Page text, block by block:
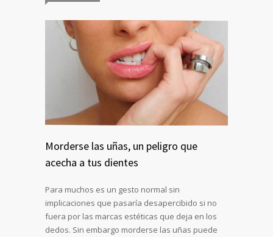
Morderse las uñas, un peligro que
acecha a tus dientes
Para muchos es un gesto normal sin
implicaciones que pasaría desapercibido si no
fuera por las marcas estéticas que deja en los
dedos. Sin embargo morderse las uñas puede